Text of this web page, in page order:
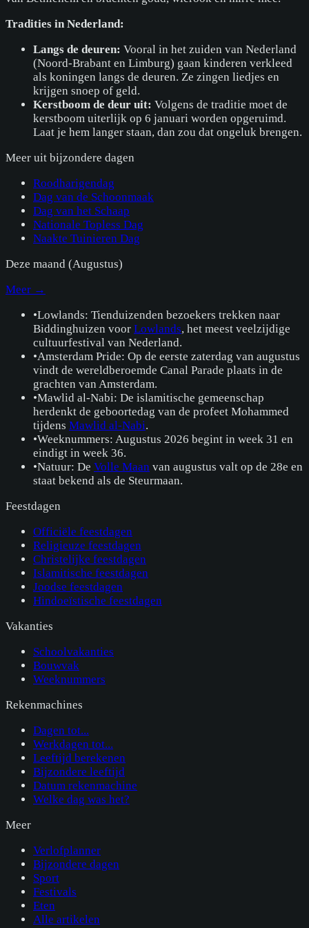
Tradities in Nederland:
Langs de deuren: Vooral in het zuiden van Nederland
(Noord-Brabant en Limburg) gaan kinderen verkleed
als koningen langs de deuren. Ze zingen liedjes en
krijgen snoep of geld.
Kerstboom de deur uit: Volgens de traditie moet de
kerstboom uiterlijk op 6 januari worden opgeruimd.
Laat je hem langer staan, dan zou dat ongeluk brengen.
Meer uit bijzondere dagen
Roodharigendag
Dag van de Schoonmaak
Dag van het Schaap
Nationale Topless Dag
Naakte Tuinieren Dag
Deze maand (Augustus)
Meer →
•Lowlands: Tienduizenden bezoekers trekken naar
Biddinghuizen voor Lowlands, het meest veelzijdige
cultuurfestival van Nederland.
•Amsterdam Pride: Op de eerste zaterdag van augustus
vindt de wereldberoemde Canal Parade plaats in de
grachten van Amsterdam.
•Mawlid al-Nabi: De islamitische gemeenschap
herdenkt de geboortedag van de profeet Mohammed
tijdens Mawlid al-Nabi.
•Weeknummers: Augustus 2026 begint in week 31 en
eindigt in week 36.
•Natuur: De Volle Maan van augustus valt op de 28e en
staat bekend als de Steurmaan.
Feestdagen
Officiële feestdagen
Religieuze feestdagen
Christelijke feestdagen
Islamitische feestdagen
Joodse feestdagen
Hindoeïstische feestdagen
Vakanties
Schoolvakanties
Bouwvak
Weeknummers
Rekenmachines
Dagen tot...
Werkdagen tot...
Leeftijd berekenen
Bijzondere leeftijd
Datum rekenmachine
Welke dag was het?
Meer
Verlofplanner
Bijzondere dagen
Sport
Festivals
Eten
Alle artikelen